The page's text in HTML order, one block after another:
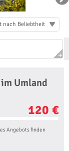
nach Beliebtheit
Umland
120 €
Angebots finden